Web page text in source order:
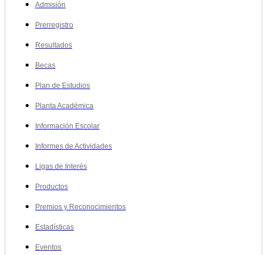
Admisión
Prerregistro
Resultados
Becas
Plan de Estudios
Planta Académica
Información Escolar
Informes de Actividades
Ligas de Interés
Productos
Premios y Reconocimientos
Estadísticas
Eventos